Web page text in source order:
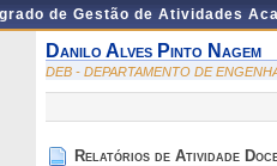
de Gestão de Atividades
Danilo Alves Pinto Nagem
DEB - DEPARTAMENTO DE
Relatórios de Atividade